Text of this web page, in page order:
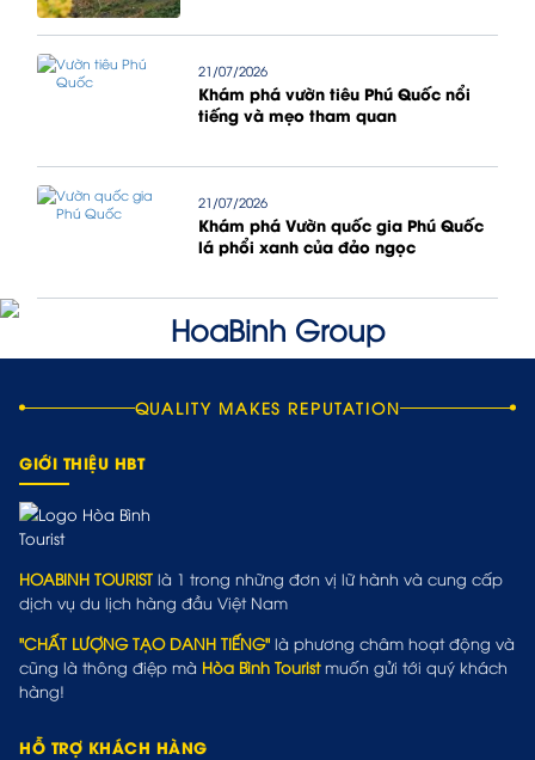
21/07/2026
Khám phá vườn tiêu Phú Quốc nổi
tiếng và mẹo tham quan
21/07/2026
Khám phá Vườn quốc gia Phú Quốc
lá phổi xanh của đảo ngọc
QUALITY MAKES REPUTATION
GIỚI THIỆU HBT
HOABINH TOURIST là 1 trong những đơn vị lữ hành và cung cấp
dịch vụ du lịch hàng đầu Việt Nam
"CHẤT LƯỢNG TẠO DANH TIẾNG" là phương châm hoạt động và
cũng là thông điệp mà Hòa Bình Touristmuốn gửi tới quý khách
hàng!
HỖ TRỢ KHÁCH HÀNG